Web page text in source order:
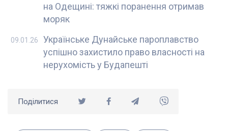
на Одещині: тяжкі поранення отримав
моряк
Українське Дунайське пароплавство
успішно захистило право власності на
нерухомість у Будапешті
09.01.26
Поділитися